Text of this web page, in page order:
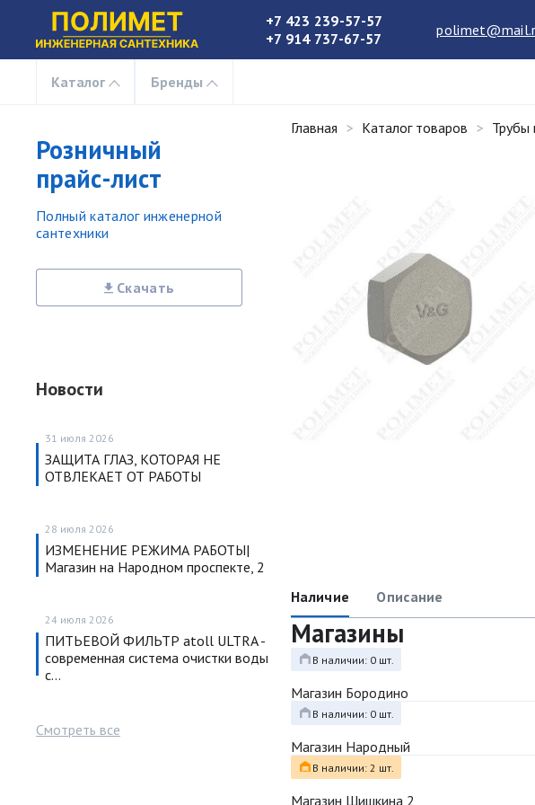
+7 423 239-57-57
+7 914 737-67-57
Каталог Бренды
Розничный
прайс-лист
Полный каталог инженерной
сантехники
Скачать
Новости
31 июля 2026
ЗАЩИТА ГЛАЗ, КОТОРАЯ НЕ
ОТВЛЕКАЕТ ОТ РАБОТЫ
28 июля 2026
ИЗМЕНЕНИЕ РЕЖИМА РАБОТЫ|
Магазин на Народном проспекте, 2
24 июля 2026
ПИТЬЕВОЙ ФИЛЬТР atoll ULTRA -
современная система очистки воды
с…
Смотреть все
Главная Каталог товаров Трубы
Наличие Описание
Магазины
В наличии: 0 шт.
Магазин Бородино
В наличии: 0 шт.
Магазин Народный
В наличии: 2 шт.
Магазин Шишкина 2